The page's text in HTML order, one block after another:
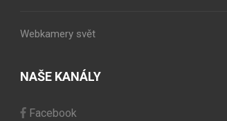
Webkamery svět
NAŠE KANÁLY
Facebook